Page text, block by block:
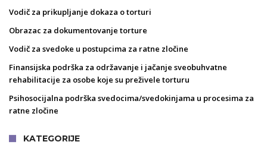
Vodič za prikupljanje dokaza o torturi
Obrazac za dokumentovanje torture
Vodič za svedoke u postupcima za ratne zločine
Finansijska podrška za održavanje i jačanje sveobuhvatne
rehabilitacije za osobe koje su preživele torturu
Psihosocijalna podrška svedocima/svedokinjama u procesima za
ratne zločine
KATEGORIJE